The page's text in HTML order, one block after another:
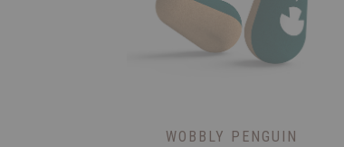
WOBBLY PENGUIN